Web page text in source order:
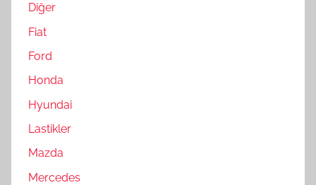
Diğer
Fiat
Ford
Honda
Hyundai
Lastikler
Mazda
Mercedes